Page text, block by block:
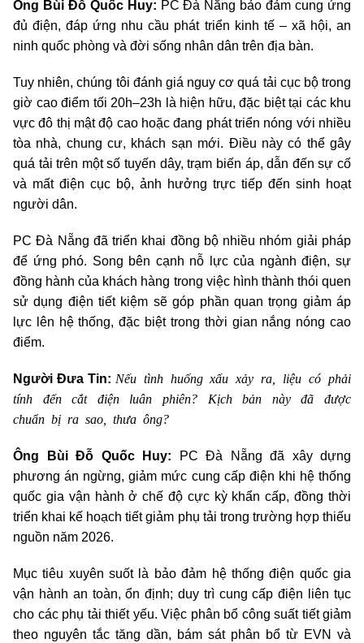
Ông Bùi Đỗ Quốc Huy: PC Đà Nẵng bảo đảm cung ứng
đủ điện, đáp ứng nhu cầu phát triển kinh tế – xã hội, an
ninh quốc phòng và đời sống nhân dân trên địa bàn.
Tuy nhiên, chúng tôi đánh giá nguy cơ quá tải cục bộ trong
giờ cao điểm tối 20h–23h là hiện hữu, đặc biệt tại các khu
vực đô thị mật độ cao hoặc đang phát triển nóng với nhiều
tòa nhà, chung cư, khách sạn mới. Điều này có thể gây
quá tải trên một số tuyến dây, trạm biến áp, dẫn đến sự cố
và mất điện cục bộ, ảnh hưởng trực tiếp đến sinh hoạt
người dân.
PC Đà Nẵng đã triển khai đồng bộ nhiều nhóm giải pháp
để ứng phó. Song bên cạnh nỗ lực của ngành điện, sự
đồng hành của khách hàng trong việc hình thành thói quen
sử dụng điện tiết kiệm sẽ góp phần quan trọng giảm áp
lực lên hệ thống, đặc biệt trong thời gian nắng nóng cao
điểm.
Người Đưa Tin: Nếu tình huống xấu xảy ra, liệu có phải
tính đến cắt điện luân phiên? Kịch bản này đã được
chuẩn bị ra sao, thưa ông?
Ông Bùi Đỗ Quốc Huy:
PC Đà Nẵng đã xây dựng
phương án ngừng, giảm mức cung cấp điện khi hệ thống
quốc gia vận hành ở chế độ cực kỳ khẩn cấp, đồng thời
triển khai kế hoạch tiết giảm phụ tải trong trường hợp thiếu
nguồn năm 2026.
Mục tiêu xuyên suốt là bảo đảm hệ thống điện quốc gia
vận hành an toàn, ổn định; duy trì cung cấp điện liên tục
cho các phụ tải thiết yếu. Việc phân bổ công suất tiết giảm
theo nguyên tắc tăng dần, bám sát phân bổ từ EVN và